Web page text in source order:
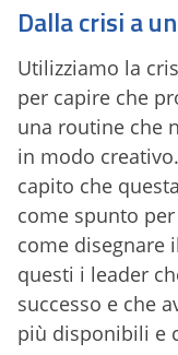
Dalla crisi a
Utilizziamo la
per capire che
una routine che
in modo
capito che
come spunto
come disegnare
questi i leader
successo e che
più disponibili e